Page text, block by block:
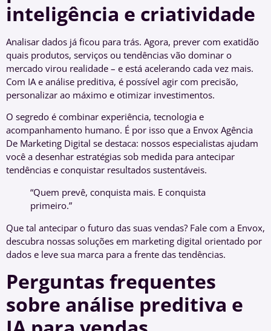
inteligência e criatividade
Analisar dados já ficou para trás. Agora, prever com exatidão
quais produtos, serviços ou tendências vão dominar o
mercado virou realidade – e está acelerando cada vez mais.
Com IA e análise preditiva, é possível agir com precisão,
personalizar ao máximo e otimizar investimentos.
O segredo é combinar experiência, tecnologia e
acompanhamento humano. É por isso que a Envox Agência
De Marketing Digital se destaca: nossos especialistas ajudam
você a desenhar estratégias sob medida para antecipar
tendências e conquistar resultados sustentáveis.
“Quem prevê, conquista mais. E conquista
primeiro.”
Que tal antecipar o futuro das suas vendas? Fale com a Envox,
descubra nossas soluções em marketing digital orientado por
dados e leve sua marca para a frente das tendências.
Perguntas frequentes
sobre análise preditiva e